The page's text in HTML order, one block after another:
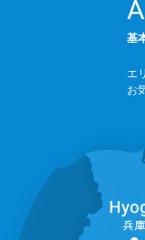
基
エ
お